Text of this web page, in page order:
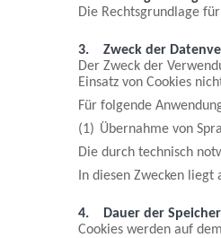
Die Rechtsgrundlage
3.
Zweck der
Der Zweck der
Einsatz von Cookies
Für folgende
(1) Übernahme von
Die durch technisch
In diesen Zwecken
4.
Dauer der
Cookies werden auf